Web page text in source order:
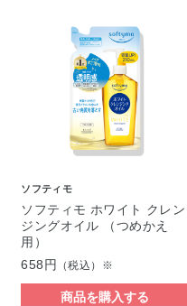
ソフティモ
ソフティモ ホワイト クレン
ジングオイル （つめかえ
用）
658円
（税込）※
商品を購入する